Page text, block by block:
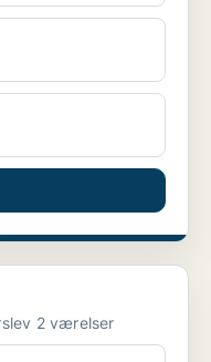
Andelsbolig til salg i 6100 Haderslev 2 værelser